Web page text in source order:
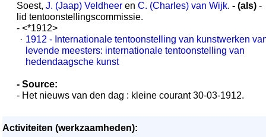
Soest, J. (Jaap) Veldheer en C. (Charles) van Wijk. - (als) -
lid tentoonstellingscommissie.
- <*1912>
· 1912 - Internationale tentoonstelling van kunstwerken
levende meesters: internationale tentoonstelling van
hedendaagsche kunst
- Source:
- Het nieuws van den dag : kleine courant 30-03-1912.
Activiteiten (werkzaamheden):